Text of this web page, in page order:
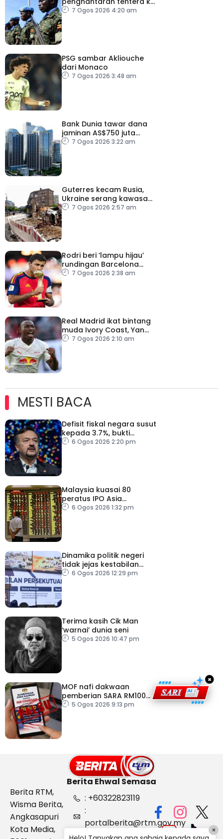
Gaza bawah pelan
7 Ogos 2026 4:20 am
PSG sambar Akliouche
dari Monaco
7 Ogos 2026 3:48 am
Bank Dunia tawar dana
jaminan AS$750 juta
kepada Indonesia bantu
7 Ogos 2026 3:22 am
Guterres kecam Rusia,
Ukraine serang kawasan
awam7 Ogos 2026 2:57 am
Rodri beri ‘lampu hijau’
rundingan Barcelona
dengan Man City
7 Ogos 2026 2:38 am
Real Madrid ikat bintang
muda Ivory Coast, Yan
Diomande
7 Ogos 2026 2:10 am
MESTI BACA
Defisit fiskal negara susut
kepada 3.7%, bukti
keyakinan pelabur masih
6 Ogos 2026 2:20 pm
Malaysia kuasai 80
peratus IPO Asia
Tenggara, kumpul AS$1.4
6 Ogos 2026 1:32 pm
Dinamika politik negeri
tidak jejas kestabilan
Kerajaan Perpaduan
6 Ogos 2026 12:29 pm
Terima kasih Cik Man
‘warnai’ dunia seni
5 Ogos 2026 10:47 pm
MOF nafi dakwaan
pemberian SARA RM100
sempena Hari
5 Ogos 2026 9:13 pm
×
Berita Ehwal Semasa
Berita RTM,
Wisma Berita,
Angkasapuri
Kota Media,
: +60322823119
:
portalberita@rtm.gov.my
: Aduan &
×